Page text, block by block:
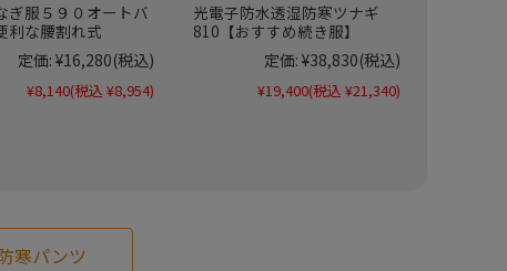
ぎ服５９０オートバ
利な腰割れ式
定価: ¥16,280(税込)
¥8,140(税込 ¥8,954)
光電子防水透湿防寒ツナギ
810【おすすめ続き服】
定価: ¥38,830(税込)
¥19,400(税込 ¥21,340)
寒パンツ